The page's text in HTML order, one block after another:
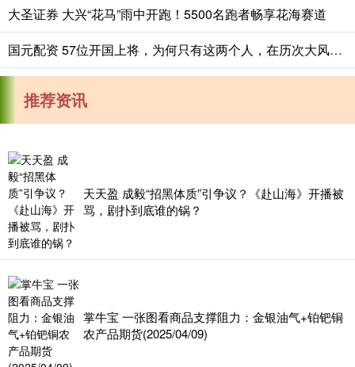
大圣证券 大兴“花马”雨中开跑！5500名跑者畅享花海赛道
国元配资 57位开国上将，为何只有这两个人，在历次大风大浪中始终没倒过？
推荐资讯
天天盈 成毅“招黑体质”引争议？《赴山海》开播被
骂，剧扑到底谁的锅？
掌牛宝 一张图看商品支撑阻力：金银油气+铂钯铜
农产品期货(2025/04/09)